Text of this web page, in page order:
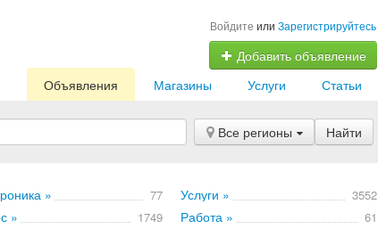
Войдите или Зарегистрируйтесь
Добавить объявление
Статьи
Услуги
Магазины
Объявления
Все регионы Найти
» 77 Услуги » 3552
» 1749 Работа » 61